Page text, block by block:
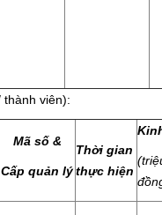
thành viên):
Mã số &
Cấp quản lý
Thời gian
thực hiện